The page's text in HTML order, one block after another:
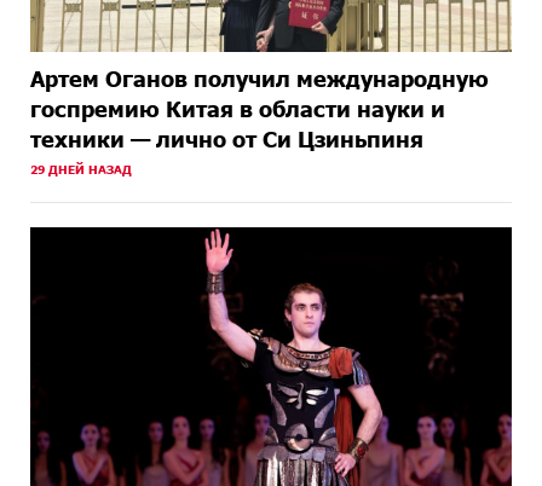
Артем Оганов получил международную
госпремию Китая в области науки и
техники — лично от Си Цзиньпиня
29 ДНЕЙ НАЗАД